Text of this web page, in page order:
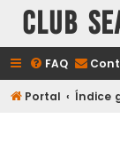
Club
FAQ
Portal Índice